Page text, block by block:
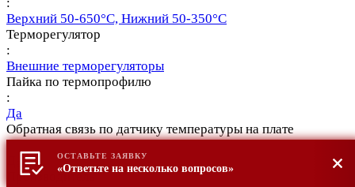
Верхний 50-650°С, Нижний 50-350°С
Терморегулятор
:
Внешние терморегуляторы
Пайка по термопрофилю
:
Да
Обратная связь по датчику температуры на плате
:
Производитель
ОСТАВЬТЕ ЗАЯВКУ
«Ответьте на несколько вопросов»